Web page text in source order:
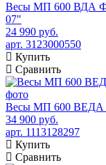
Весы МП 600 ВДА Ф-
07"
24 990 руб.
арт. 3123000550
Купить
Сравнить
Весы МП 600 ВЕДА
34 900 руб.
арт. 1113128297
Купить
Сравнить